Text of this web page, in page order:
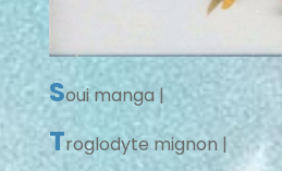
Soui manga |
Troglodyte mignon |